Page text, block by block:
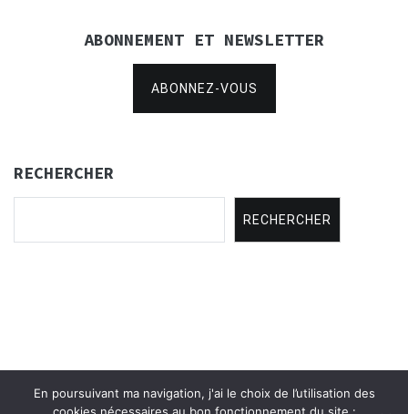
ABONNEMENT ET NEWSLETTER
ABONNEZ-VOUS
RECHERCHER
RECHERCHER
Copyright © 2021 Concertina Rencontres .
En poursuivant ma navigation, j'ai le choix de l’utilisation des